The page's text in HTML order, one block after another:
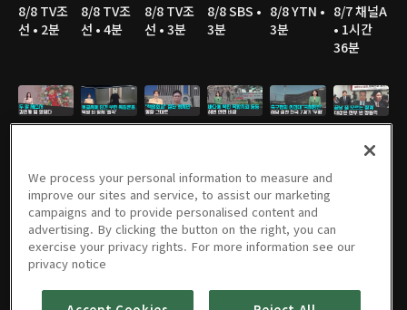
8/8 TV조
선 • 2분
8/8 TV조
선 • 4분
8/8 TV조
선 • 3분
8/8 SBS •
3분
8/8 YTN •
3분
8/7 채널A
• 1시간
36분
선 • 3분
8/7 TV조
선 • 3분
8/7 YTN •
2분
8/7 MBC
• 3분
8/6 채널A
• 1시간
8/6 JTBC
• 2분
8/6 채널A
• 1분
We process your personal information to measure and
improve our sites and service, to assist our marketing
campaigns and to provide personalised content and
advertising. By clicking the button on the right, you can
exercise your privacy rights. For more information see our
privacy notice